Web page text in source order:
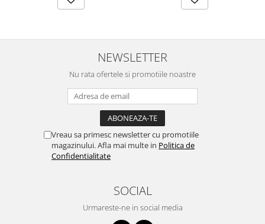
NEWSLETTER
Nu rata ofertele si promotiile noastre
Vreau sa primesc newsletter cu promotiile
magazinului. Afla mai multe in Politica de
Confidentialitate
SOCIAL
Urmareste-ne in social media